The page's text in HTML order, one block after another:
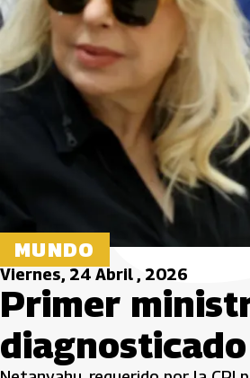
MUNDO
Viernes, 24 Abril , 2026
Primer